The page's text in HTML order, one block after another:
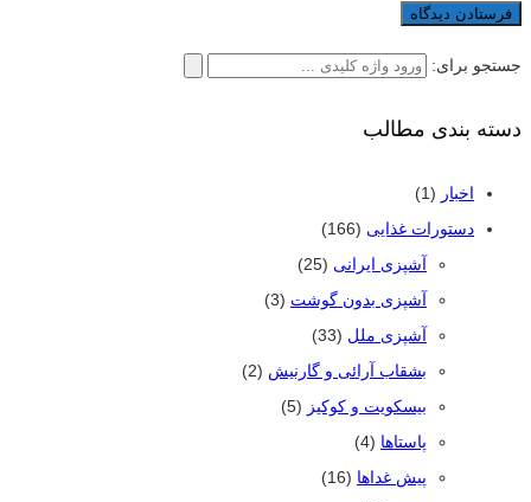
جستجو برای:
دسته بندی مطالب
اخبار (1)
دستورات غذایی (166)
آشپزی ایرانی (25)
آشپزی بدون گوشت (3)
آشپزی ملل (33)
بشقاب آرائی و گارنیش (2)
بیسکویت و کوکیز (5)
پاستاها (4)
پیش غداها (16)